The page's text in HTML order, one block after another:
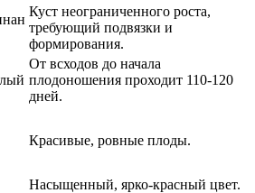
Куст неограниченного роста,
требующий подвязки и
формирования.
От всходов до начала
плодоношения проходит 110-120
дней.
Красивые, ровные плоды.
Насыщенный, ярко-красный цвет.